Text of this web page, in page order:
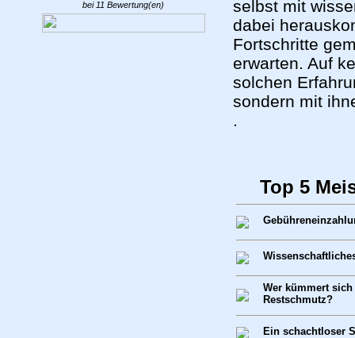
bei 11 Bewertung(en)
selbst mit
dabei
Fortschritte
erwarten. Auf
solchen
sondern mit
.
Top 5
Wer kümmert
Restschmutz?
Ein schachtloser